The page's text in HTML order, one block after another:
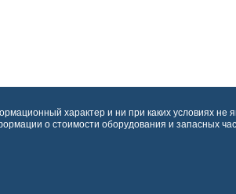
характер и ни при каких условиях
о стоимости оборудования и запасных